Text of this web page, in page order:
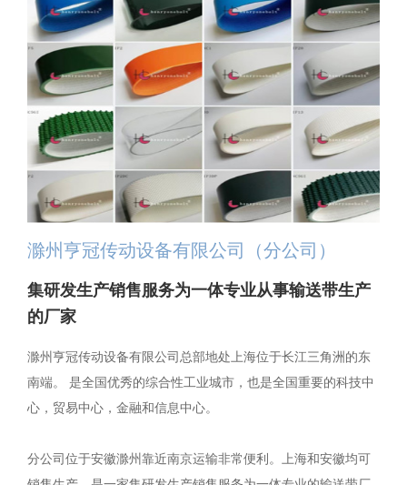
滁州亨冠传动设备有限公司（分公司）
集研发生产销售服务为一体专业从事输送带生产
的厂家
滁州亨冠传动设备有限公司总部地处上海位于长江三角洲的东
南端。 是全国优秀的综合性工业城市，也是全国重要的科技中
心，贸易中心，金融和信息中心。
分公司位于安徽滁州靠近南京运输非常便利。上海和安徽均可